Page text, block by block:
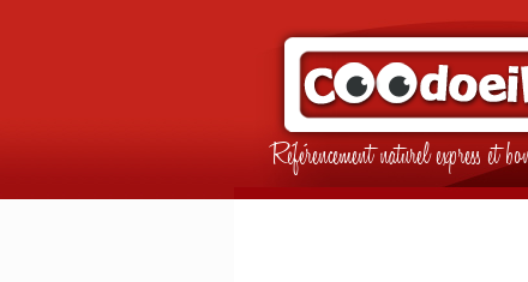
Référencement naturel express et